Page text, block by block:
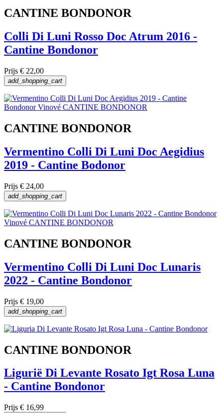
CANTINE BONDONOR
Colli Di Luni Rosso Doc Atrum 2016 -
Cantine Bondonor
Prijs € 22,00
add_shopping_cart
CANTINE BONDONOR
Vermentino Colli Di Luni Doc Aegidius
2019 - Cantine Bodonor
Prijs € 24,00
add_shopping_cart
CANTINE BONDONOR
Vermentino Colli Di Luni Doc Lunaris
2022 - Cantine Bondonor
Prijs € 19,00
add_shopping_cart
CANTINE BONDONOR
Ligurië Di Levante Rosato Igt Rosa Luna
- Cantine Bondonor
Prijs € 16,99